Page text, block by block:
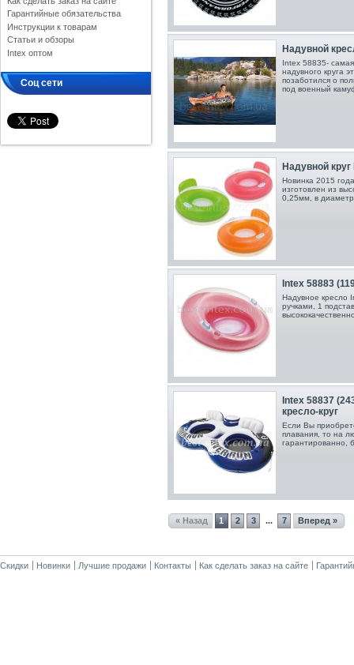
Гарантийные обязательства
Инструкции к товарам
Статьи и обзоры
Intex оптом
Соц сети
Надувной
Intex 58835 -
надувного круга
позаботился о
под военный
Надувной
Новинка 2015
изготовлен из
0,25мм, в
Intex 58883
Надувное кресло
ручками, 1
Intex 58837
кресло-круг
Если Вы
плавания, то на
гарантированно,
« Назад 1 2 3 ... 7 Вперед »
Скидки Новинки Лучшие продажи Контакты Как сделать заказ на сайте